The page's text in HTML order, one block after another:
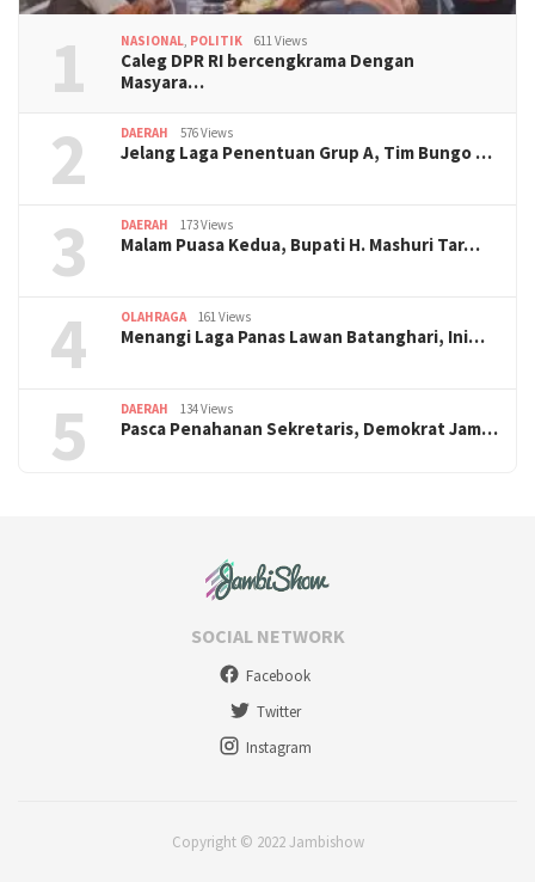
1 NASIONAL, POLITIK 611 Views
Caleg DPR RI bercengkrama Dengan
Masyara…
2 DAERAH 576 Views
Jelang Laga Penentuan Grup A, Tim Bungo …
3 DAERAH 173 Views
Malam Puasa Kedua, Bupati H. Mashuri Tar…
4 OLAHRAGA 161 Views
Menangi Laga Panas Lawan Batanghari, Ini…
5 DAERAH 134 Views
Pasca Penahanan Sekretaris, Demokrat Jam…
SOCIAL NETWORK
Facebook
Twitter
Instagram
Copyright © 2022 Jambishow